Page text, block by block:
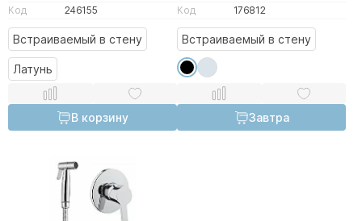
Код
246155
Встраиваемый в стену
Латунь
В корзину
Код
176812
Встраиваемый в стену
Завтра